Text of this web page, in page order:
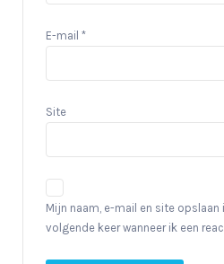
E-mail *
Site
Mijn naam, e-mail en site
volgende keer wanneer ik een